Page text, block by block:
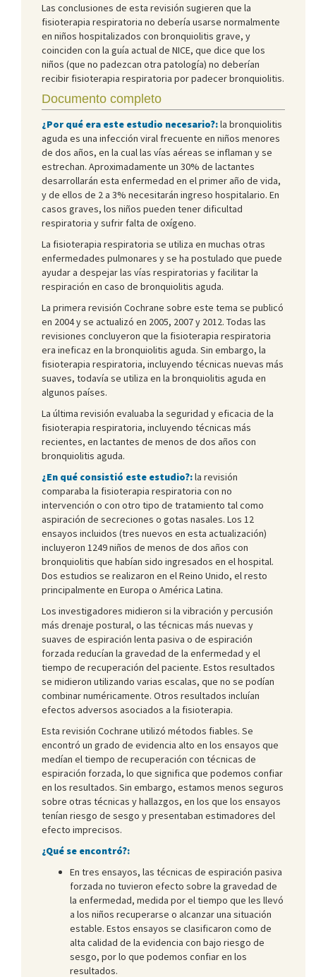
Las conclusiones de esta revisión sugieren que la
fisioterapia respiratoria no debería usarse normalmente
en niños hospitalizados con bronquiolitis grave, y
coinciden con la guía actual de NICE, que dice que los
niños (que no padezcan otra patología) no deberían
recibir fisioterapia respiratoria por padecer bronquiolitis.
Documento completo
¿Por qué era este estudio necesario?:la bronquiolitis
aguda es una infección viral frecuente en niños menores
de dos años, en la cual las vías aéreas se inflaman y se
estrechan. Aproximadamente un 30% de lactantes
desarrollarán esta enfermedad en el primer año de vida,
y de ellos de 2 a 3% necesitarán ingreso hospitalario. En
casos graves, los niños pueden tener dificultad
respiratoria y sufrir falta de oxígeno.
La fisioterapia respiratoria se utiliza en muchas otras
enfermedades pulmonares y se ha postulado que puede
ayudar a despejar las vías respiratorias y facilitar la
respiración en caso de bronquiolitis aguda.
La primera revisión Cochrane sobre este tema se publicó
en 2004 y se actualizó en 2005, 2007 y 2012. Todas las
revisiones concluyeron que la fisioterapia respiratoria
era ineficaz en la bronquiolitis aguda. Sin embargo, la
fisioterapia respiratoria, incluyendo técnicas nuevas más
suaves, todavía se utiliza en la bronquiolitis aguda en
algunos países.
La última revisión evaluaba la seguridad y eficacia de la
fisioterapia respiratoria, incluyendo técnicas más
recientes, en lactantes de menos de dos años con
bronquiolitis aguda.
¿En qué consistió este estudio?:la revisión
comparaba la fisioterapia respiratoria con no
intervención o con otro tipo de tratamiento tal como
aspiración de secreciones o gotas nasales. Los 12
ensayos incluidos (tres nuevos en esta actualización)
incluyeron 1249 niños de menos de dos años con
bronquiolitis que habían sido ingresados en el hospital.
Dos estudios se realizaron en el Reino Unido, el resto
principalmente en Europa o América Latina.
Los investigadores midieron si la vibración y percusión
más drenaje postural, o las técnicas más nuevas y
suaves de espiración lenta pasiva o de espiración
forzada reducían la gravedad de la enfermedad y el
tiempo de recuperación del paciente. Estos resultados
se midieron utilizando varias escalas, que no se podían
combinar numéricamente. Otros resultados incluían
efectos adversos asociados a la fisioterapia.
Esta revisión Cochrane utilizó métodos fiables. Se
encontró un grado de evidencia alto en los ensayos que
medían el tiempo de recuperación con técnicas de
espiración forzada, lo que significa que podemos confiar
en los resultados. Sin embargo, estamos menos seguros
sobre otras técnicas y hallazgos, en los que los ensayos
tenían riesgo de sesgo y presentaban estimadores del
efecto imprecisos.
¿Qué se encontró?:
En tres ensayos, las técnicas de espiración pasiva
forzada no tuvieron efecto sobre la gravedad de
la enfermedad, medida por el tiempo que les llevó
a los niños recuperarse o alcanzar una situación
estable. Estos ensayos se clasificaron como de
alta calidad de la evidencia con bajo riesgo de
sesgo, por lo que podemos confiar en los
resultados.